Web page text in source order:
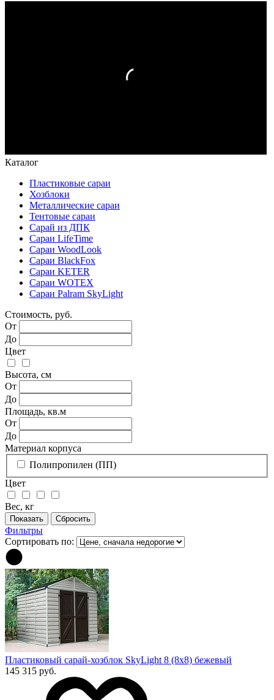
Каталог
Пластиковые сараи
Хозблоки
Металлические сараи
Тентовые сараи
Сарай из ДПК
Cараи LifeTime
Cараи WoodLook
Сараи BlackFox
Сараи KETER
Сараи WOTEX
Сараи Palram SkyLight
Стоимость, руб.
От
До
Цвет
Высота, см
От
До
Площадь, кв.м
От
До
Материал корпуса
Полипропилен (ПП)
Цвет
Вес, кг
Фильтры
Сортировать по:
Пластиковый сарай-хозблок SkyLight 8 (8x8) бежевый
145 315 руб.